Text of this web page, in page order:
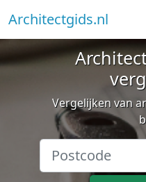
Architectgids.nl
Vergelijken van